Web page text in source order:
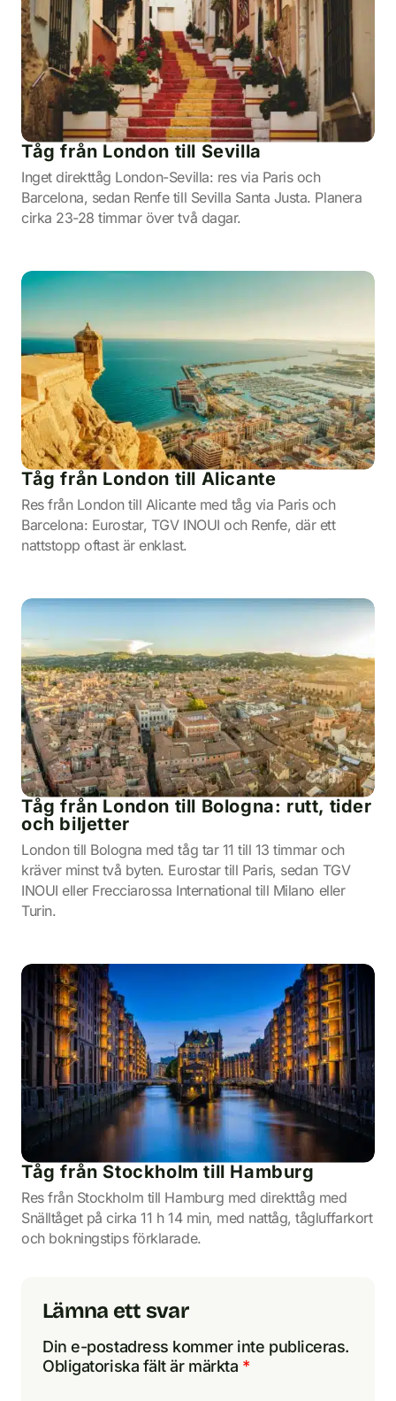
Tåg från London till Sevilla
Inget direkttåg London-Sevilla: res via Paris och
Barcelona, sedan Renfe till Sevilla Santa Justa. Planera
cirka 23-28 timmar över två dagar.
Tåg från London till Alicante
Res från London till Alicante med tåg via Paris och
Barcelona: Eurostar, TGV INOUI och Renfe, där ett
nattstopp oftast är enklast.
Tåg från London till Bologna: rutt, tider
och biljetter
London till Bologna med tåg tar 11 till 13 timmar och
kräver minst två byten. Eurostar till Paris, sedan TGV
INOUI eller Frecciarossa International till Milano eller
Turin.
Tåg från Stockholm till Hamburg
Res från Stockholm till Hamburg med direkttåg med
Snälltåget på cirka 11 h 14 min, med nattåg, tågluffarkort
och bokningstips förklarade.
Lämna ett svar
Din e-postadress kommer inte publiceras.
Obligatoriska fält är märkta *